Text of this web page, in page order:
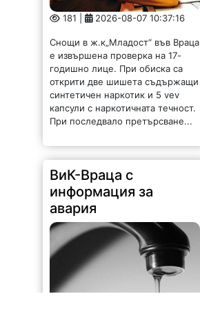
181 | 2026-08-07 10:37:16
Снощи в ж.к„Младост“ във Враца
е извършена проверка на 17-
годишно лице. При обиска са
открити две шишета съдържащи
синтетичен наркотик и 5 vev
капсули с наркотичната течност.
При последвало претърсване...
ВиК-Враца с
информация за
авария